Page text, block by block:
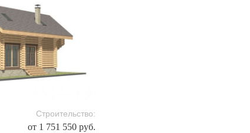
Строительство:
от 1 751 550 руб.